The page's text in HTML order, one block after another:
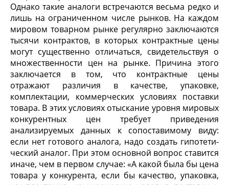
Однако такие аналоги встречаются весьма редко и
лишь на ограниченном числе рынков. На каждом
мировом товарном рынке регулярно заключаются
тысячи контрактов, в которых контрактные цены
могут существенно отличаться, свидетельст­вуя о
множественности цен на рынке. Причина этого
заключа­ется в том, что контрактные цены
отражают различия в качестве, упаковке,
комплектации, коммерческих условиях поставки
товара. В этих условиях отыскание уровня мировых
конкурент­ных цен требует приведения
анализируемых данных к сопоста­вимому виду:
если нет готового аналога, надо создать гипотети­
ческий аналог. При этом основной вопрос ставится
иначе, чем в первом случае: «А какой была бы цена
товара у конкурента, если бы качество, упаковка,